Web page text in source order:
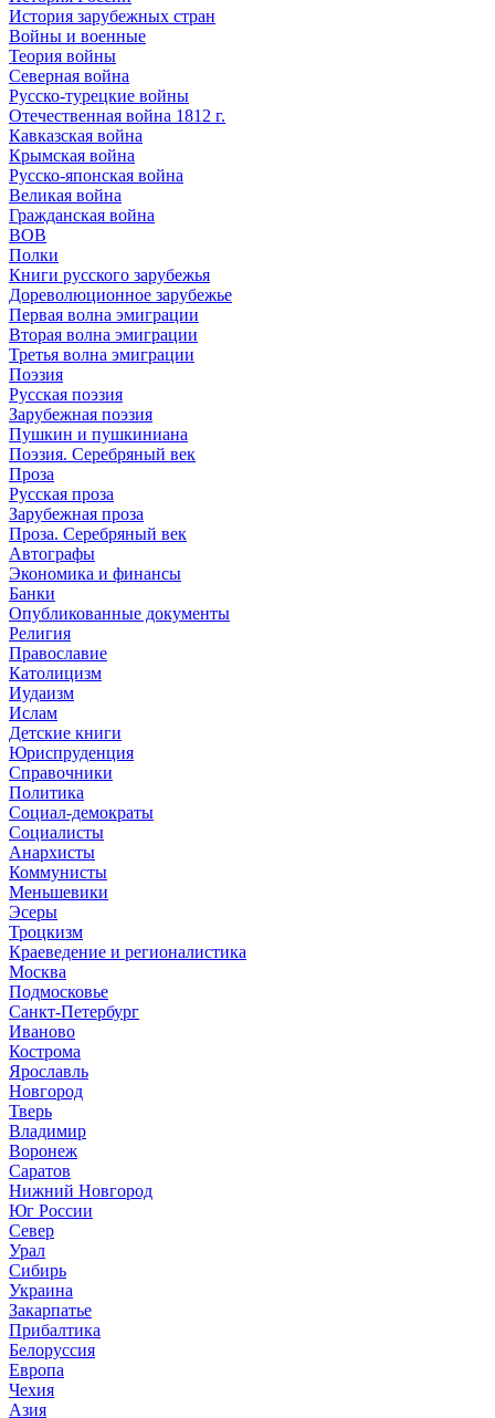
История зарубежных стран
Войны и военные
Теория войны
Северная война
Русско-турецкие войны
Отечественная война 1812 г.
Кавказская война
Крымская война
Русско-японская война
Великая война
Гражданская война
ВОВ
Полки
Книги русского зарубежья
Дореволюционное зарубежье
Первая волна эмиграции
Вторая волна эмиграции
Третья волна эмиграции
Поэзия
Русская поэзия
Зарубежная поэзия
Пушкин и пушкиниана
Поэзия. Серебряный век
Проза
Русская проза
Зарубежная проза
Проза. Серебряный век
Автографы
Экономика и финансы
Банки
Опубликованные документы
Религия
Православие
Католицизм
Иудаизм
Ислам
Детские книги
Юриспруденция
Справочники
Политика
Социал-демократы
Социалисты
Анархисты
Коммунисты
Меньшевики
Эсеры
Троцкизм
Краеведение и регионалистика
Москва
Подмосковье
Санкт-Петербург
Иваново
Кострома
Ярославль
Новгород
Тверь
Владимир
Воронеж
Саратов
Нижний Новгород
Юг России
Север
Урал
Сибирь
Украина
Закарпатье
Прибалтика
Белоруссия
Европа
Чехия
Азия